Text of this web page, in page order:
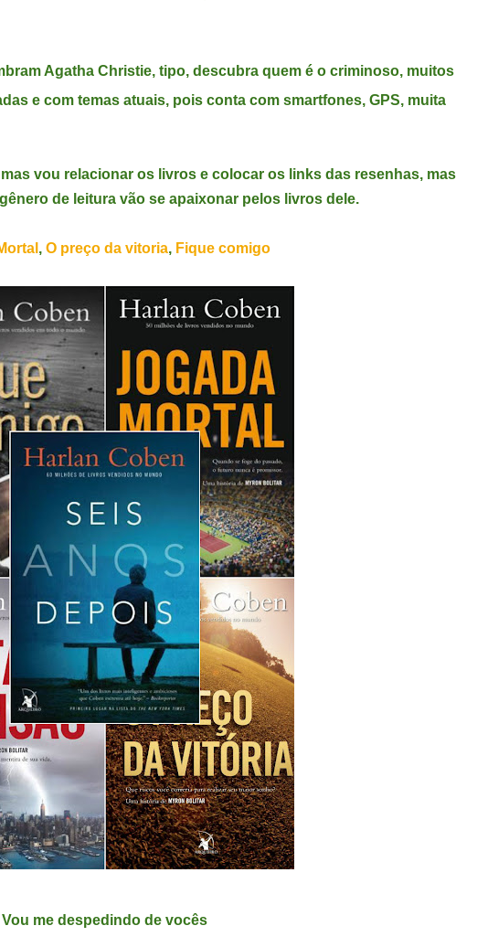
Agatha Christie, tipo, descubra quem é o criminoso, muitos
e com temas atuais, pois conta com smartfones, GPS, muita
vou relacionar os livros e colocar os links das resenhas, mas
de leitura vão se apaixonar pelos livros dele.
, O preço da vitoria, Fique comigo
Vou me despedindo de vocês